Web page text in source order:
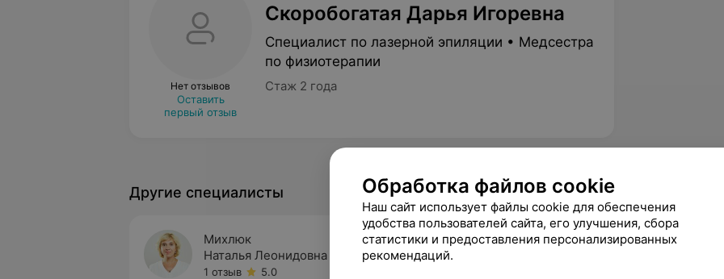
Нет отзывов
Оставить
первый отзыв
Скоробогатая Дарья Игоревна
Специалист по лазерной эпиляции • Медсестра
по физиотерапии
Стаж 2 года
Другие специалисты
Михлюк
Наталья Леонидовна
1 отзыв
5.0
Цыплакова
Обработка файлов cookie
Наш сайт использует файлы cookie для обеспечения
удобства пользователей сайта, его улучшения, сбора
статистики и предоставления персонализированных
рекомендаций.